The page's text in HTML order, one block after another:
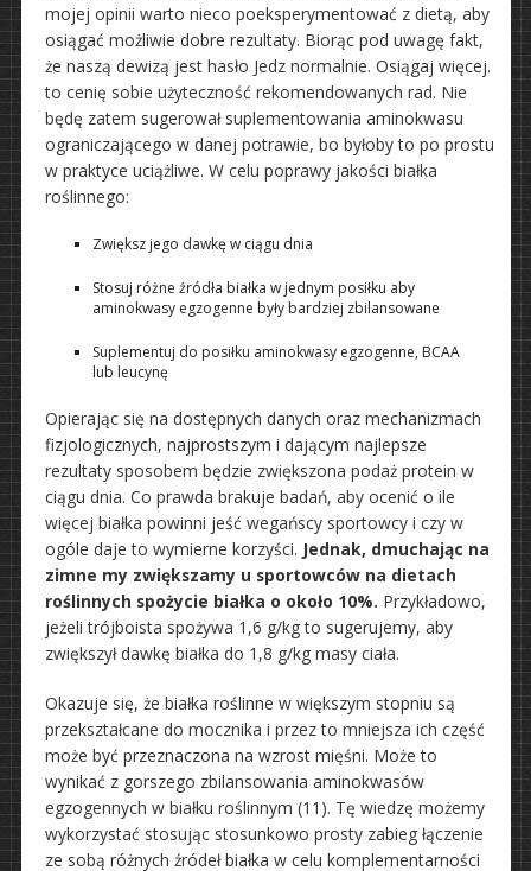
mojej opinii warto nieco poeksperymentować z dietą, aby
osiągać możliwie dobre rezultaty. Biorąc pod uwagę fakt,
że naszą dewizą jest hasło Jedz normalnie. Osiągaj więcej.
to cenię sobie użyteczność rekomendowanych rad. Nie
będę zatem sugerował suplementowania aminokwasu
ograniczającego w danej potrawie, bo byłoby to po prostu
w praktyce uciążliwe. W celu poprawy jakości białka
roślinnego:
Zwiększ jego dawkę w ciągu dnia
Stosuj różne źródła białka w jednym posiłku aby
aminokwasy egzogenne były bardziej zbilansowane
Suplementuj do posiłku aminokwasy egzogenne, BCAA
lub leucynę
Opierając się na dostępnych danych oraz mechanizmach
fizjologicznych, najprostszym i dającym najlepsze
rezultaty sposobem będzie zwiększona podaż protein w
ciągu dnia. Co prawda brakuje badań, aby ocenić o ile
więcej białka powinni jeść wegańscy sportowcy i czy w
ogóle daje to wymierne korzyści. Jednak, dmuchając na
zimne my zwiększamy u sportowców na dietach
roślinnych spożycie białka o około 10%. Przykładowo,
jeżeli trójboista spożywa 1,6 g/kg to sugerujemy, aby
zwiększył dawkę białka do 1,8 g/kg masy ciała.
Okazuje się, że białka roślinne w większym stopniu są
przekształcane do mocznika i przez to mniejsza ich część
może być przeznaczona na wzrost mięśni. Może to
wynikać z gorszego zbilansowania aminokwasów
egzogennych w białku roślinnym (11). Tę wiedzę możemy
wykorzystać stosując stosunkowo prosty zabieg łączenie
ze sobą różnych źródeł białka w celu komplementarności